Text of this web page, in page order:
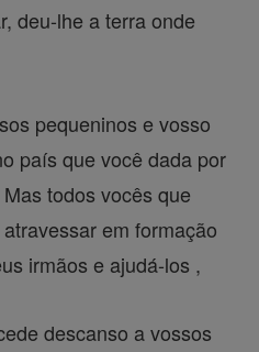
deu-lhe a terra onde
pequeninos e vosso
país que você dada por
todos vocês que
em formação
irmãos e ajudá-los ,
descanso a vossos